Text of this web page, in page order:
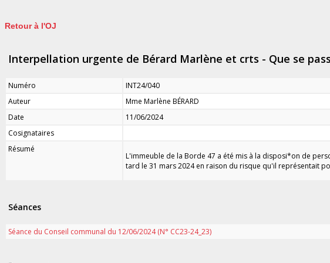
Retour à l'OJ
Interpellation urgente de Bérard Marlène et crts - Que se
Numéro
INT24/040
Auteur
Mme Marlène BÉRARD
Date
11/06/2024
Cosignataires
Résumé
L'immeuble de la Borde 47 a été mis à la disposi*on de
tard le 31 mars 2024 en raison du risque qu'il représentait
Séances
Séance du Conseil communal du 12/06/2024 (N° CC23-24_23)